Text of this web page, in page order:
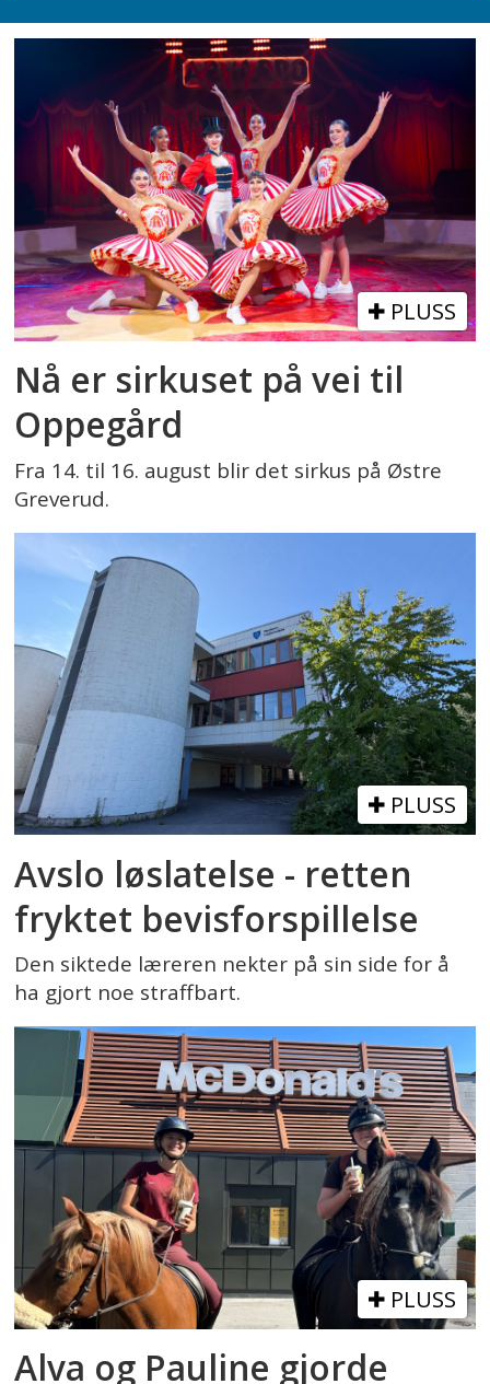
PLUSS
Nå er sirkuset på vei til
Oppegård
Fra 14. til 16. august blir det sirkus på Østre
Greverud.
PLUSS
Avslo løslatelse - retten
fryktet bevisforspillelse
Den siktede læreren nekter på sin side for å
ha gjort noe straffbart.
PLUSS
Alva og Pauline gjorde